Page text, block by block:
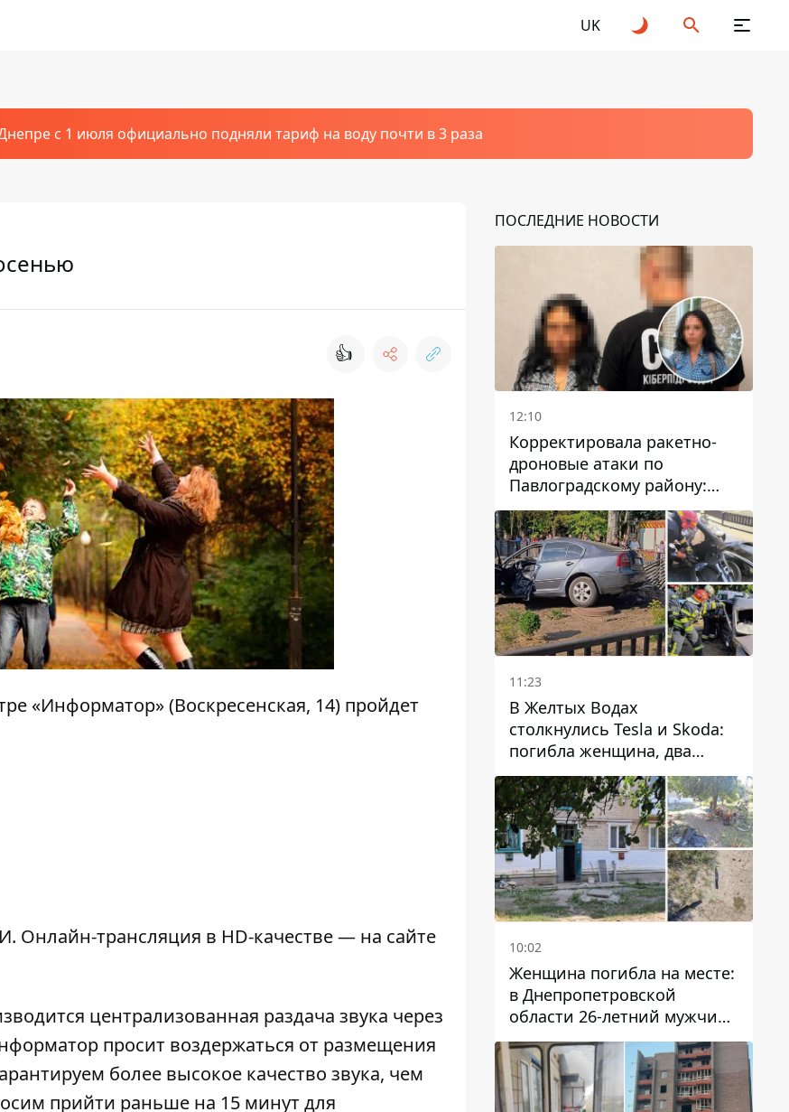
UK
с 1 июля официально подняли тариф на воду почти в 3 раза
👍
«Информатор» (Воскресенская, 14) пройдет
Онлайн-трансляция в HD-качестве — на сайте
централизованная раздача звука через
просит воздержаться от размещения
более высокое качество звука, чем
прийти раньше на 15 минут для
ПОСЛЕДНИЕ НОВОСТИ
12:10
Корректировала ракетно-
дроновые атаки по
Павлоградскому району:
задержали вражескую
агентку
11:23
В Желтых Водах
столкнулись Tesla и Skoda:
погибла женщина, два
человека пострадали
10:02
Женщина погибла на месте:
в Днепропетровской
области 26-летний мужчина
избил трех человек
металлическим предметом